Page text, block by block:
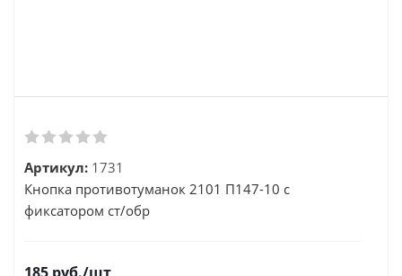
Артикул: 1731
Кнопка противотуманок 2101 П147-10 с
фиксатором ст/обр